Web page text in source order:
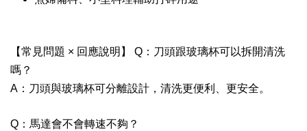
【常見問題 × 回應說明】 Q：刀頭跟玻璃杯可以拆開清洗
嗎？
A：刀頭與玻璃杯可分離設計，清洗更便利、更安全。
Q：馬達會不會轉速不夠？